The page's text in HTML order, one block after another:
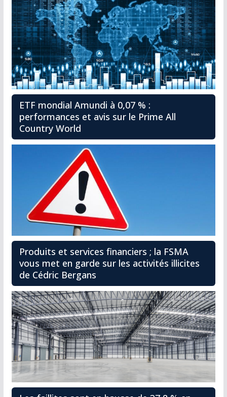
ETF mondial Amundi à 0,07 % :
performances et avis sur le Prime All
Country World
Produits et services financiers ; la FSMA
vous met en garde sur les activités illicites
de Cédric Bergans